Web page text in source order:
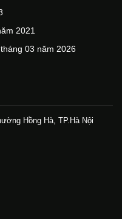
2021
03 năm 2026
Hồng Hà, TP.Hà Nội